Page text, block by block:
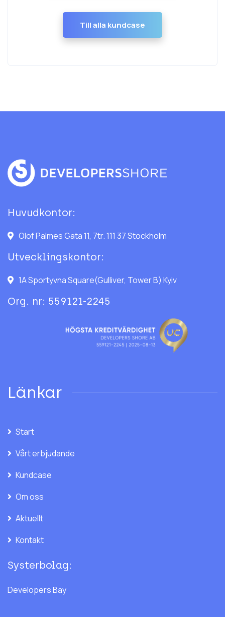
Till alla kundcase
Huvudkontor:
Olof Palmes Gata 11, 7tr. 111 37 Stockholm
Utvecklingskontor:
1A Sportyvna Square(Gulliver, Tower B) Kyiv
Org. nr: 559121-2245
Länkar
Start
Vårt erbjudande
Kundcase
Om oss
Aktuellt
Kontakt
Systerbolag:
Developers Bay